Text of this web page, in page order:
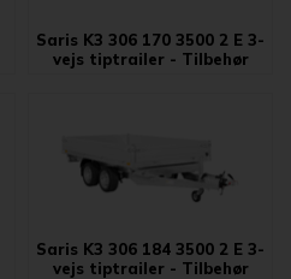
Saris K3 306 170 3500 2 E 3-
vejs tiptrailer - Tilbehør
Saris K3 306 184 3500 2 E 3-
vejs tiptrailer - Tilbehør